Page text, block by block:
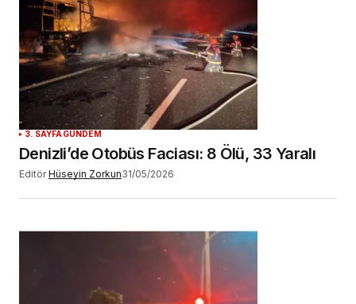
3. SAYFA GÜNDEM
Denizli’de Otobüs Faciası: 8 Ölü, 33 Yaralı
Editör Hüseyin Zorkun31/05/2026